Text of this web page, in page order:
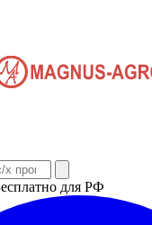
для РФ